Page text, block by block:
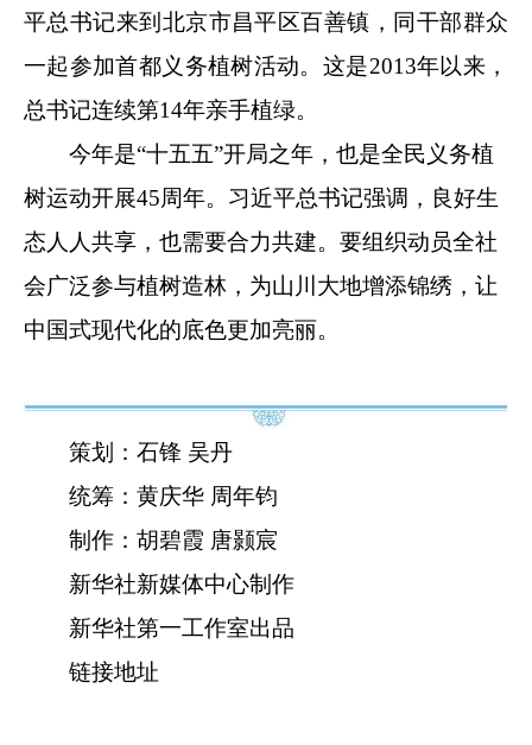
平总书记来到北京市昌平区百善镇，同干部群众
一起参加首都义务植树活动。这是2013年以来，
总书记连续第14年亲手植绿。
今年是“十五五”开局之年，也是全民义务植
树运动开展45周年。习近平总书记强调，良好生
态人人共享，也需要合力共建。要组织动员全社
会广泛参与植树造林，为山川大地增添锦绣，让
中国式现代化的底色更加亮丽。
策划：石锋 吴丹
统筹：黄庆华 周年钧
制作：胡碧霞 唐颢宸
新华社新媒体中心制作
新华社第一工作室出品
链接地址